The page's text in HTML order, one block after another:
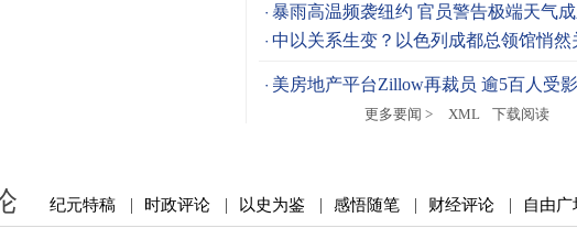
暴雨高温频袭纽约 官员警告极端天气
中以关系生变？以色列成都总领馆悄然
美房地产平台Zillow再裁员 逾5百人受
更多要闻 >
XML 下载阅读
纪元特稿 | 时政评论 | 以史为鉴 | 感悟随笔 | 财经评论 | 自由广